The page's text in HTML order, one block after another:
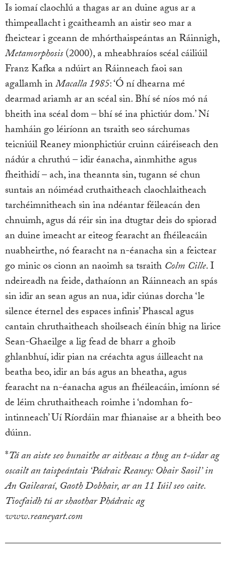
Is iomaí claochlú a thagas ar an duine agus ar a
thimpeallacht i gcaitheamh an aistir seo mar a
fheictear i gceann de mhórthaispeántas an Ráinnigh,
Metamorphosis(2000), a mheabhraíos scéal cáiliúil
Franz Kafka a ndúirt an Ráinneach faoi san
agallamh inMacalla 1985: ‘Ó ní dhearna mé
dearmad ariamh ar an scéal sin. Bhí sé níos mó ná
bheith ina scéal dom – bhí sé ina phictiúr dom.’ Ní
hamháin go léiríonn an tsraith seo sárchumas
teicniúil Reaney mionphictiúr cruinn cáiréiseach den
nádúr a chruthú – idir éanacha, ainmhithe agus
fheithidí – ach, ina theannta sin, tugann sé chun
suntais an nóiméad cruthaitheach claochlaitheach
tarchéimnitheach sin ina ndéantar féileacán den
chnuimh, agus dá réir sin ina dtugtar deis do spiorad
an duine imeacht ar eiteog fearacht an fhéileacáin
nuabheirthe, nó fearacht na n-éanacha sin a feictear
go minic os cionn an naoimh sa tsraith Colm Cille. I
ndeireadh na feide, dathaíonn an Ráinneach an spás
sin idir an sean agus an nua, idir ciúnas dorcha ‘le
silence éternel des espaces infinis’ Phascal agus
cantain chruthaitheach shoilseach éinín bhig na lirice
Sean-Ghaeilge a lig fead de bharr a ghoib
ghlanbhuí, idir pian na créachta agus áilleacht na
beatha beo, idir an bás agus an bheatha, agus
fearacht na n-éanacha agus an fhéileacáin, imíonn sé
de léim chruthaitheach roimhe i ‘ndomhan fo-
intinneach’ Uí Ríordáin mar fhianaise ar a bheith beo
dúinn.
*Tá an aiste seo bunaithe ar aitheasc a thug an t-údar ag
oscailt an taispeántais ‘Pádraic Reaney: Obair Saoil’ in
An Gailearaí, Gaoth Dobhair, ar an 11 Iúil seo caite.
Tiocfaidh tú ar shaothar Phádraic ag
www.reaneyart.com